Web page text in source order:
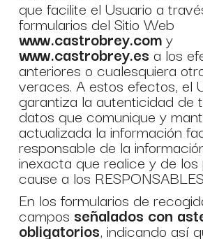
que facilite el Usuario a
formularios del Sitio Web
www.castrobrey.comy
www.castrobrey.es a los
anteriores o cualesquiera
veraces. A estos efectos, el
garantiza la autenticidad de
datos que comunique y
actualizada la información
responsable de la
inexacta que realice y de
cause a los
En los formularios de
campos señalados con
obligatorios, indicando así